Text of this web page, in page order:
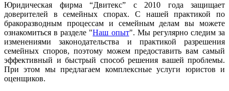
Юридическая фирма “Двитекс” с 2010 года защищает
доверителей в семейных спорах. С нашей практикой по
бракоразводным процессам и семейным делам вы можете
ознакомиться в разделе "Наш опыт". Мы регулярно следим за
изменениями законодательства и практикой разрешения
семейных споров, поэтому можем предоставить вам самый
эффективный и быстрый способ решения вашей проблемы.
При этом мы предлагаем комплексные услуги юристов и
оценщиков.